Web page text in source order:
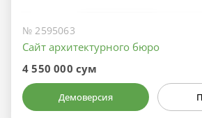
№ 2595063
Сайт архитектурного бюро
4 550 000 сум
Демоверсия